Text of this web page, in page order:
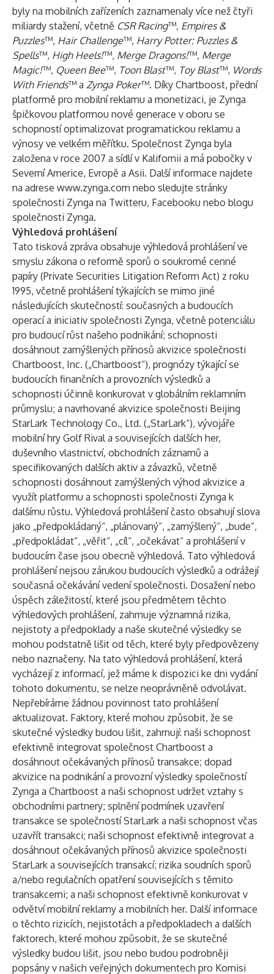
byly na mobilních zařízeních zaznamenaly více než čtyři
miliardy stažení, včetně CSR Racing™, Empires &
Puzzles™, Hair Challenge™, Harry Potter: Puzzles &
Spells™, High Heels!™, Merge Dragons!™, Merge
Magic!™, Queen Bee™, Toon Blast™, Toy Blast™, Words
With Friends™ a Zynga Poker™. Díky Chartboost, přední
platformě pro mobilní reklamu a monetizaci, je Zynga
špičkovou platformou nové generace v oboru se
schopností optimalizovat programatickou reklamu a
výnosy ve velkém měřítku. Společnost Zynga byla
založena v roce 2007 a sídlí v Kalifornii a má pobočky v
Severní Americe, Evropě a Asii. Další informace najdete
na adrese www.zynga.com nebo sledujte stránky
společnosti Zynga na Twitteru, Facebooku nebo blogu
společnosti Zynga.
Výhledová prohlášení
Tato tisková zpráva obsahuje výhledová prohlášení ve
smyslu zákona o reformě sporů o soukromé cenné
papíry (Private Securities Litigation Reform Act) z roku
1995, včetně prohlášení týkajících se mimo jiné
následujících skutečností: současných a budoucích
operací a iniciativ společnosti Zynga, včetně potenciálu
pro budoucí růst našeho podnikání; schopnosti
dosáhnout zamýšlených přínosů akvizice společnosti
Chartboost, Inc. („Chartboost“), prognózy týkající se
budoucích finančních a provozních výsledků a
schopnosti účinně konkurovat v globálním reklamním
průmyslu; a navrhované akvizice společnosti Beijing
StarLark Technology Co., Ltd. („StarLark“), vývojáře
mobilní hry Golf Rival a souvisejících dalších her,
duševního vlastnictví, obchodních záznamů a
specifikovaných dalších aktiv a závazků, včetně
schopnosti dosáhnout zamýšlených výhod akvizice a
využít platformu a schopnosti společnosti Zynga k
dalšímu růstu. Výhledová prohlášení často obsahují slova
jako „předpokládaný“, „plánovaný“, „zamýšlený“, „bude“,
„předpokládat“, „věřit“, „cíl“, „očekávat“ a prohlášení v
budoucím čase jsou obecně výhledová. Tato výhledová
prohlášení nejsou zárukou budoucích výsledků a odrážejí
současná očekávání vedení společnosti. Dosažení nebo
úspěch záležitostí, které jsou předmětem těchto
výhledových prohlášení, zahrnuje významná rizika,
nejistoty a předpoklady a naše skutečné výsledky se
mohou podstatně lišit od těch, které byly předpovězeny
nebo naznačeny. Na tato výhledová prohlášení, která
vycházejí z informací, jež máme k dispozici ke dni vydání
tohoto dokumentu, se nelze neoprávněně odvolávat.
Nepřebíráme žádnou povinnost tato prohlášení
aktualizovat. Faktory, které mohou způsobit, že se
skutečné výsledky budou lišit, zahrnují: naši schopnost
efektivně integrovat společnost Chartboost a
dosáhnout očekávaných přínosů transakce; dopad
akvizice na podnikání a provozní výsledky společností
Zynga a Chartboost a naši schopnost udržet vztahy s
obchodními partnery; splnění podmínek uzavření
transakce se společností StarLark a naši schopnost včas
uzavřít transakci; naši schopnost efektivně integrovat a
dosáhnout očekávaných přínosů akvizice společnosti
StarLark a souvisejících transakcí; rizika soudních sporů
a/nebo regulačních opatření souvisejících s těmito
transakcemi; a naši schopnost efektivně konkurovat v
odvětví mobilní reklamy a mobilních her. Další informace
o těchto rizicích, nejistotách a předpokladech a dalších
faktorech, které mohou způsobit, že se skutečné
výsledky budou lišit, jsou nebo budou podrobněji
popsány v našich veřejných dokumentech pro Komisi